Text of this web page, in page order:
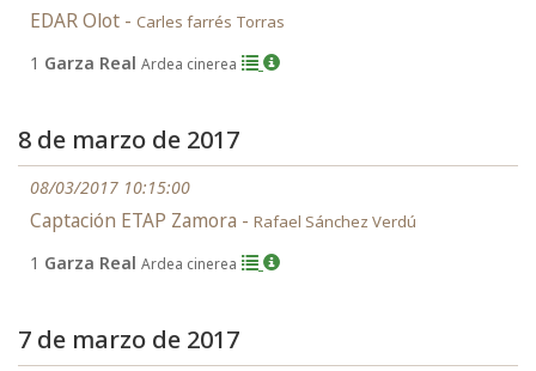
EDAR Olot - Carles farrés Torras
1 Garza Real Ardea cinerea
8 de marzo de 2017
08/03/2017 10:15:00
Captación ETAP Zamora - Rafael Sánchez Verdú
1 Garza Real Ardea cinerea
7 de marzo de 2017